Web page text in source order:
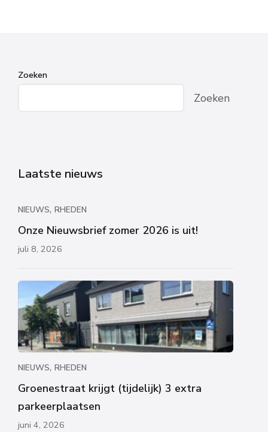
Zoeken
Zoeken
Laatste nieuws
NIEUWS, RHEDEN
Onze Nieuwsbrief zomer 2026 is uit!
juli 8, 2026
NIEUWS, RHEDEN
Groenestraat krijgt (tijdelijk) 3 extra
parkeerplaatsen
juni 4, 2026